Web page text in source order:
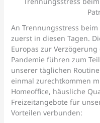
An Trennungsstress
zuerst in diesen Tagen.
Europas zur
Pandemie führen zum
unserer täglichen
einmal zurechtkommen
Homeoffice, häusliche
Freizeitangebote für
Vorteilen verbunden: